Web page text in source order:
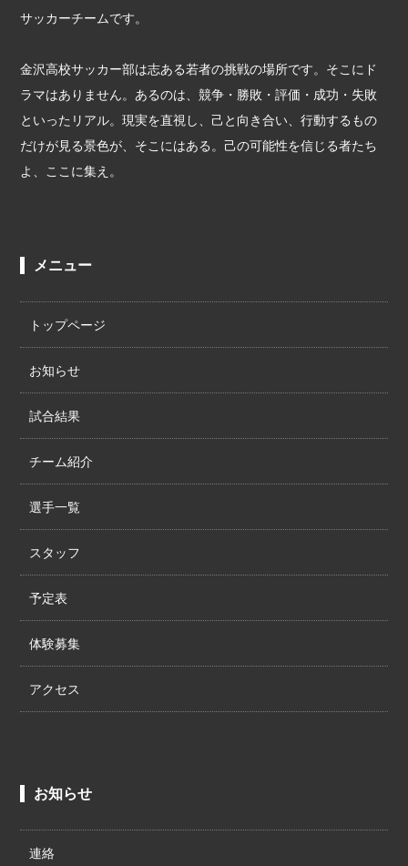
サッカーチームです。
金沢高校サッカー部は志ある若者の挑戦の場所です。そこにド
ラマはありません。あるのは、競争・勝敗・評価・成功・失敗
といったリアル。現実を直視し、己と向き合い、行動するもの
だけが見る景色が、そこにはある。己の可能性を信じる者たち
よ、ここに集え。
メニュー
トップページ
お知らせ
試合結果
チーム紹介
選手一覧
スタッフ
予定表
体験募集
アクセス
お知らせ
連絡